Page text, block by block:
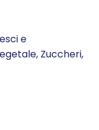
e
Zuccheri,